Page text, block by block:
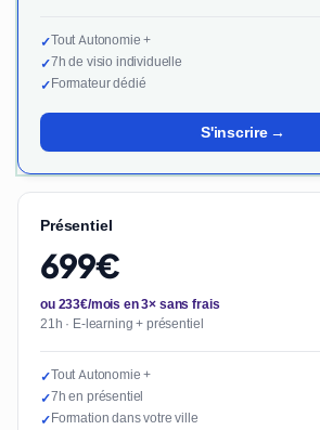
✓Tout Autonomie +
✓7h de visio individuelle
✓Formateur dédié
S'inscrire →
Présentiel
699€
ou 233€/mois en 3× sans frais
21h · E-learning + présentiel
✓Tout Autonomie +
✓7h en présentiel
✓Formation dans votre ville